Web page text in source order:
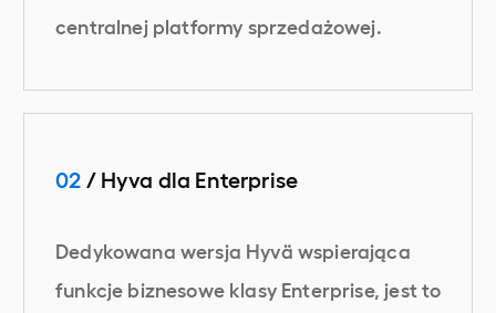
centralnej platformy sprzedażowej.
02 / Hyva dla Enterprise
Dedykowana wersja Hyvä wspierająca
funkcje biznesowe klasy Enterprise, jest to